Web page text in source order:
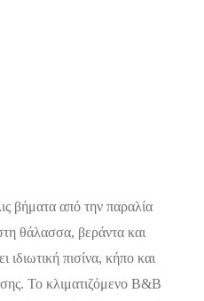
βήματα από την παραλία
θάλασσα, βεράντα και
πισίνα, κήπο και
Το κλιματιζόμενο B&B